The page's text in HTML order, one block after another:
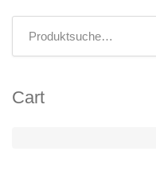
Cart